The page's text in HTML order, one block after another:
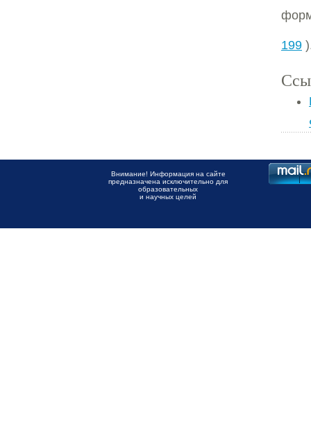
199
Внимание! Информация на сайте
предназначена исключительно для
образовательных
и научных целей